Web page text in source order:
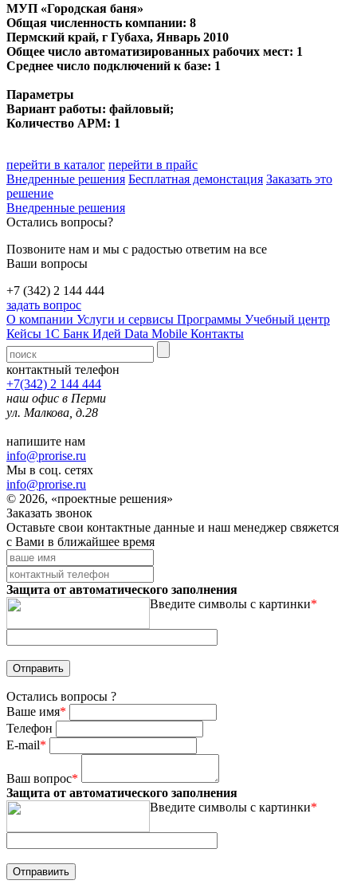
МУП «Городская баня»
Общая численность компании: 8
Пермский край, г Губаха, Январь 2010
Общее число автоматизированных рабочих мест: 1
Среднее число подключений к базе: 1
Параметры
Вариант работы: файловый;
Количество АРМ: 1
перейти в каталог перейти в прайс
Внедренные решения Бесплатная демонстация Заказать это
решение
Внедренные решения
Остались вопросы?
Позвоните нам и мы с радостью ответим на все
Ваши вопросы
+7 (342) 2 144 444
задать вопрос
О компании Услуги и сервисы Программы Учебный центр
Кейсы 1С Банк Идей Data Mobile Контакты
контактный телефон
+7(342) 2 144 444
наш офис в Перми
ул. Малкова, д.28
напишите нам
info@prorise.ru
Мы в соц. сетях
info@prorise.ru
© 2026, «проектные решения»
Заказать звонок
Оставьте свои контактные данные и наш менеджер свяжется
с Вами в ближайшее время
Защита от автоматического заполнения
Введите символы с картинки*
Остались вопросы ?
Ваше имя*
Телефон
E-mail*
Ваш вопрос*
Защита от автоматического заполнения
Введите символы с картинки*